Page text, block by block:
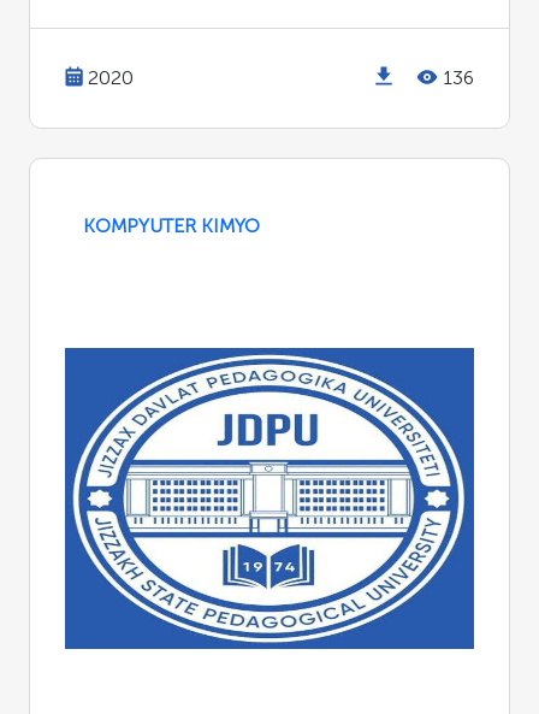
2020 136
KOMPYUTER KIMYO